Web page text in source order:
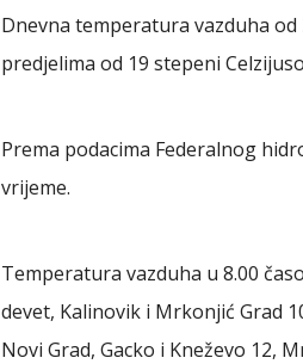
Dnevna temperatura vazduha
predjelima od 19 stepeni
Prema podacima Federalnog
vrijeme.
Temperatura vazduha u 8.00
devet, Kalinovik i Mrkonjić Grad
Novi Grad, Gacko i Kneževo 12,